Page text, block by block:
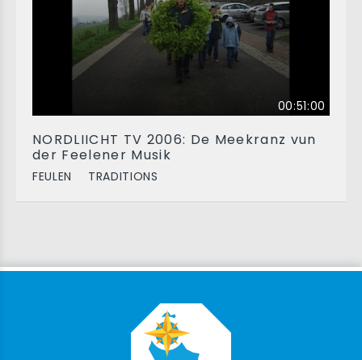
00:51:00
NORDLIICHT TV 2006: De Meekranz vun
der Feelener Musik
FEULEN TRADITIONS